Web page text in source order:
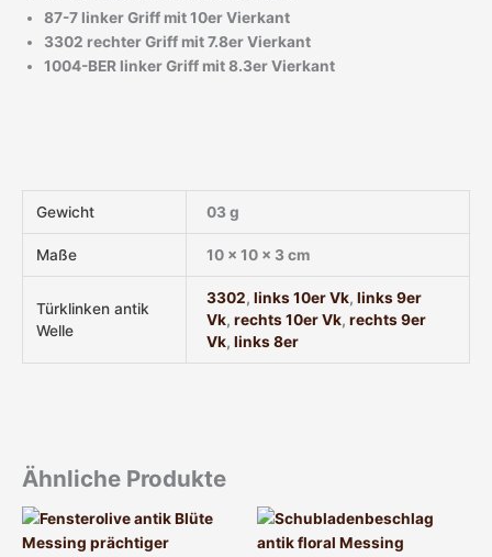
87-7 linker Griff mit 10er Vierkant
3302 rechter Griff mit 7.8er Vierkant
1004-BER linker Griff mit 8.3er Vierkant
Gewicht 03 g
Maße 10 × 10 × 3 cm
Türklinken antik
Welle
3302,links 10er Vk,links 9er
Vk,rechts 10er Vk,rechts 9er
Vk,links 8er
Ähnliche Produkte